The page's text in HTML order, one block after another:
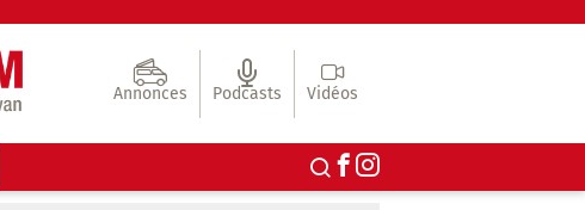
Annonces Podcasts Vidéos